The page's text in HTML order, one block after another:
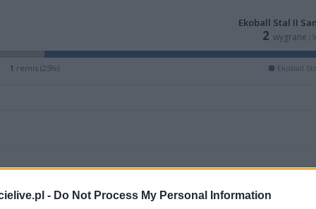
- Do Not Process My Personal Information
Ekoball Stal II
2 wygrane
1 remis (25%) Ekoball